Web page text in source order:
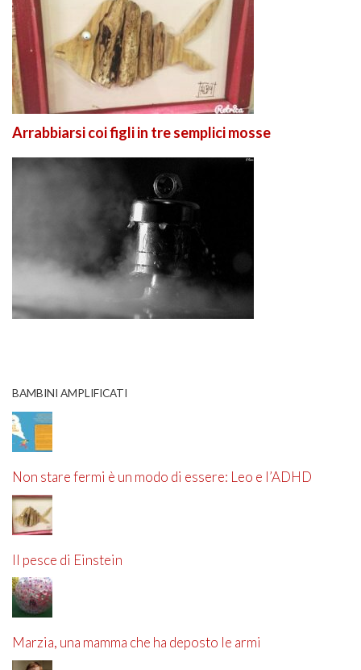
Arrabbiarsi coi figli in tre semplici mosse
BAMBINI AMPLIFICATI
Non stare fermi è un modo di essere: Leo e l’ADHD
Il pesce di Einstein
Marzia, una mamma che ha deposto le armi